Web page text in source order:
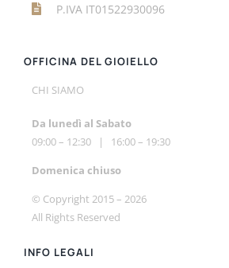
P.IVA IT01522930096
OFFICINA DEL GIOIELLO
CHI SIAMO
Da lunedì al Sabato
09:00 – 12:30 | 16:00 – 19:30
Domenica chiuso
© Copyright 2015 – 2026
All Rights Reserved
INFO LEGALI